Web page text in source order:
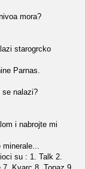
mora?
starogrcko
Parnas.
se nalazi?
i nabrojte mi
minerale...
su : 1. Talk 2.